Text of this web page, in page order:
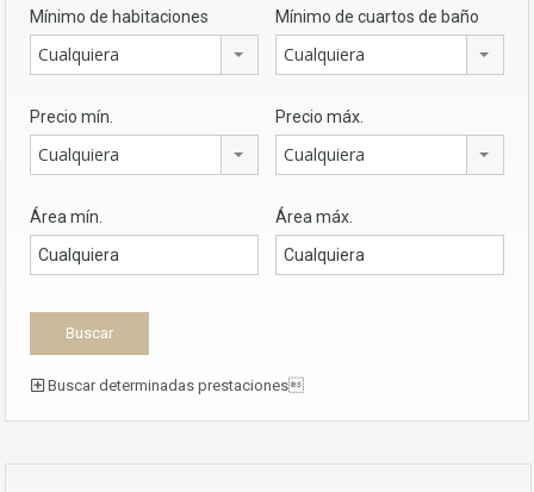
Mínimo de habitaciones
Cualquiera
Mínimo de cuartos de baño
Cualquiera
Precio mín.
Cualquiera
Precio máx.
Cualquiera
Área mín. Área máx.
Buscar determinadas prestaciones